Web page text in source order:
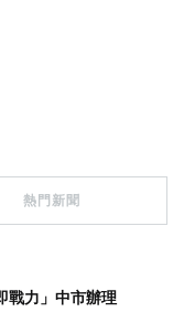
熱門新聞
戰力」中市辦理